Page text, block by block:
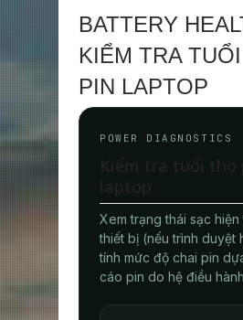
BATTERY
KIỂM TRA
PIN LAPTOP
POWER DIAGNOSTICS
Xem trạng thái sạc hiện
thiết bị (nếu trình duyệt
tính mức độ chai pin
cáo pin do hệ điều